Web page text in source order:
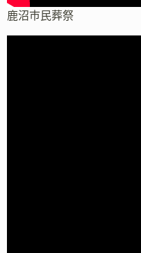
鹿沼市民葬祭